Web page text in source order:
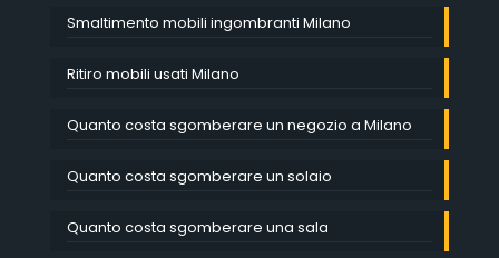
Smaltimento mobili ingombranti Milano
Ritiro mobili usati Milano
Quanto costa sgomberare un negozio a Milano
Quanto costa sgomberare un solaio
Quanto costa sgomberare una sala